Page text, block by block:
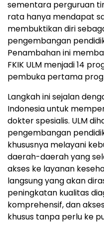
sementara perguruan
rata hanya mendapat
membuktikan diri
pengembangan
Penambahan ini
FKIK ULM menjadi 14
pembuka pertama
Langkah ini sejalan
Indonesia untuk
dokter spesialis. ULM
pengembangan
khususnya melayani
daerah-daerah yang
akses ke layanan
langsung yang akan
peningkatan kualitas
komprehensif, dan
khusus tanpa perlu ke